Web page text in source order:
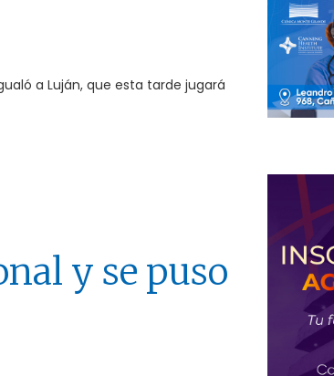
a Luján, que esta tarde jugará
y se puso